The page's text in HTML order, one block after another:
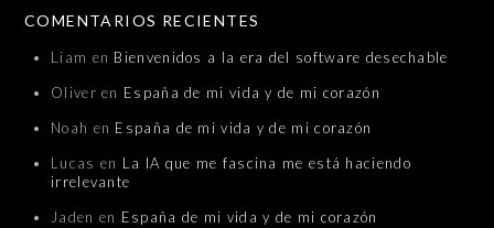
COMENTARIOS RECIENTES
Liam en Bienvenidos a la era del software desechable
Oliver en España de mi vida y de mi corazón
Noah en España de mi vida y de mi corazón
Lucas en La IA que me fascina me está haciendo
irrelevante
Jaden en España de mi vida y de mi corazón